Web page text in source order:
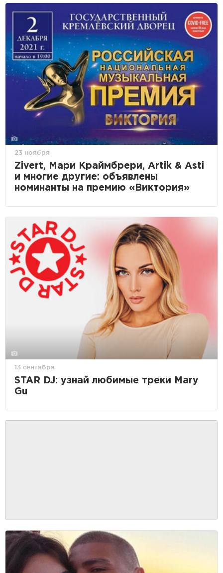
23 ноября
Zivert, Мари Краймбрери, Artik & Asti
и многие другие: объявлены
номинанты на премию «Виктория»
13 сентября
STAR DJ: узнай любимые треки Mary
Gu